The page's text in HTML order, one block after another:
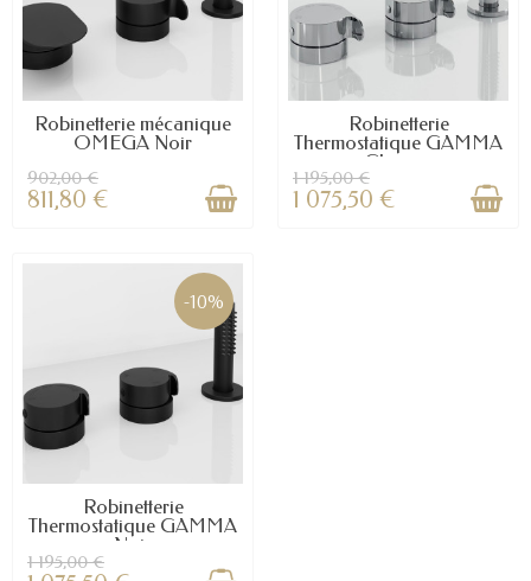
Robinetterie mécanique
OMEGA Noir
902,00 €
811,80 €
Robinetterie
Thermostatique GAMMA
Chrome
1 195,00 €
1 075,50 €
-10%
Robinetterie
Thermostatique GAMMA
Noir
1 195,00 €